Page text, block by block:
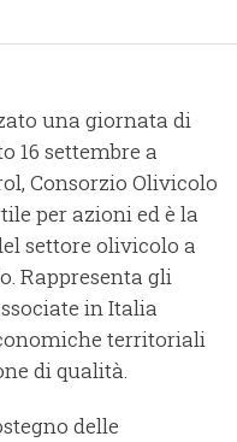
una giornata di
16 settembre a
Consorzio Olivicolo
per azioni ed è la
settore olivicolo a
Rappresenta gli
in Italia
territoriali
di qualità.
delle